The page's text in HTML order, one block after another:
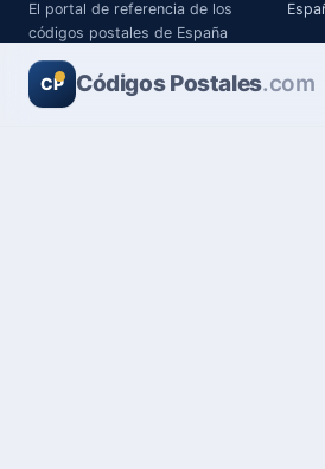
El portal de referencia de los
códigos postales de España
CP Códigos Postales.com